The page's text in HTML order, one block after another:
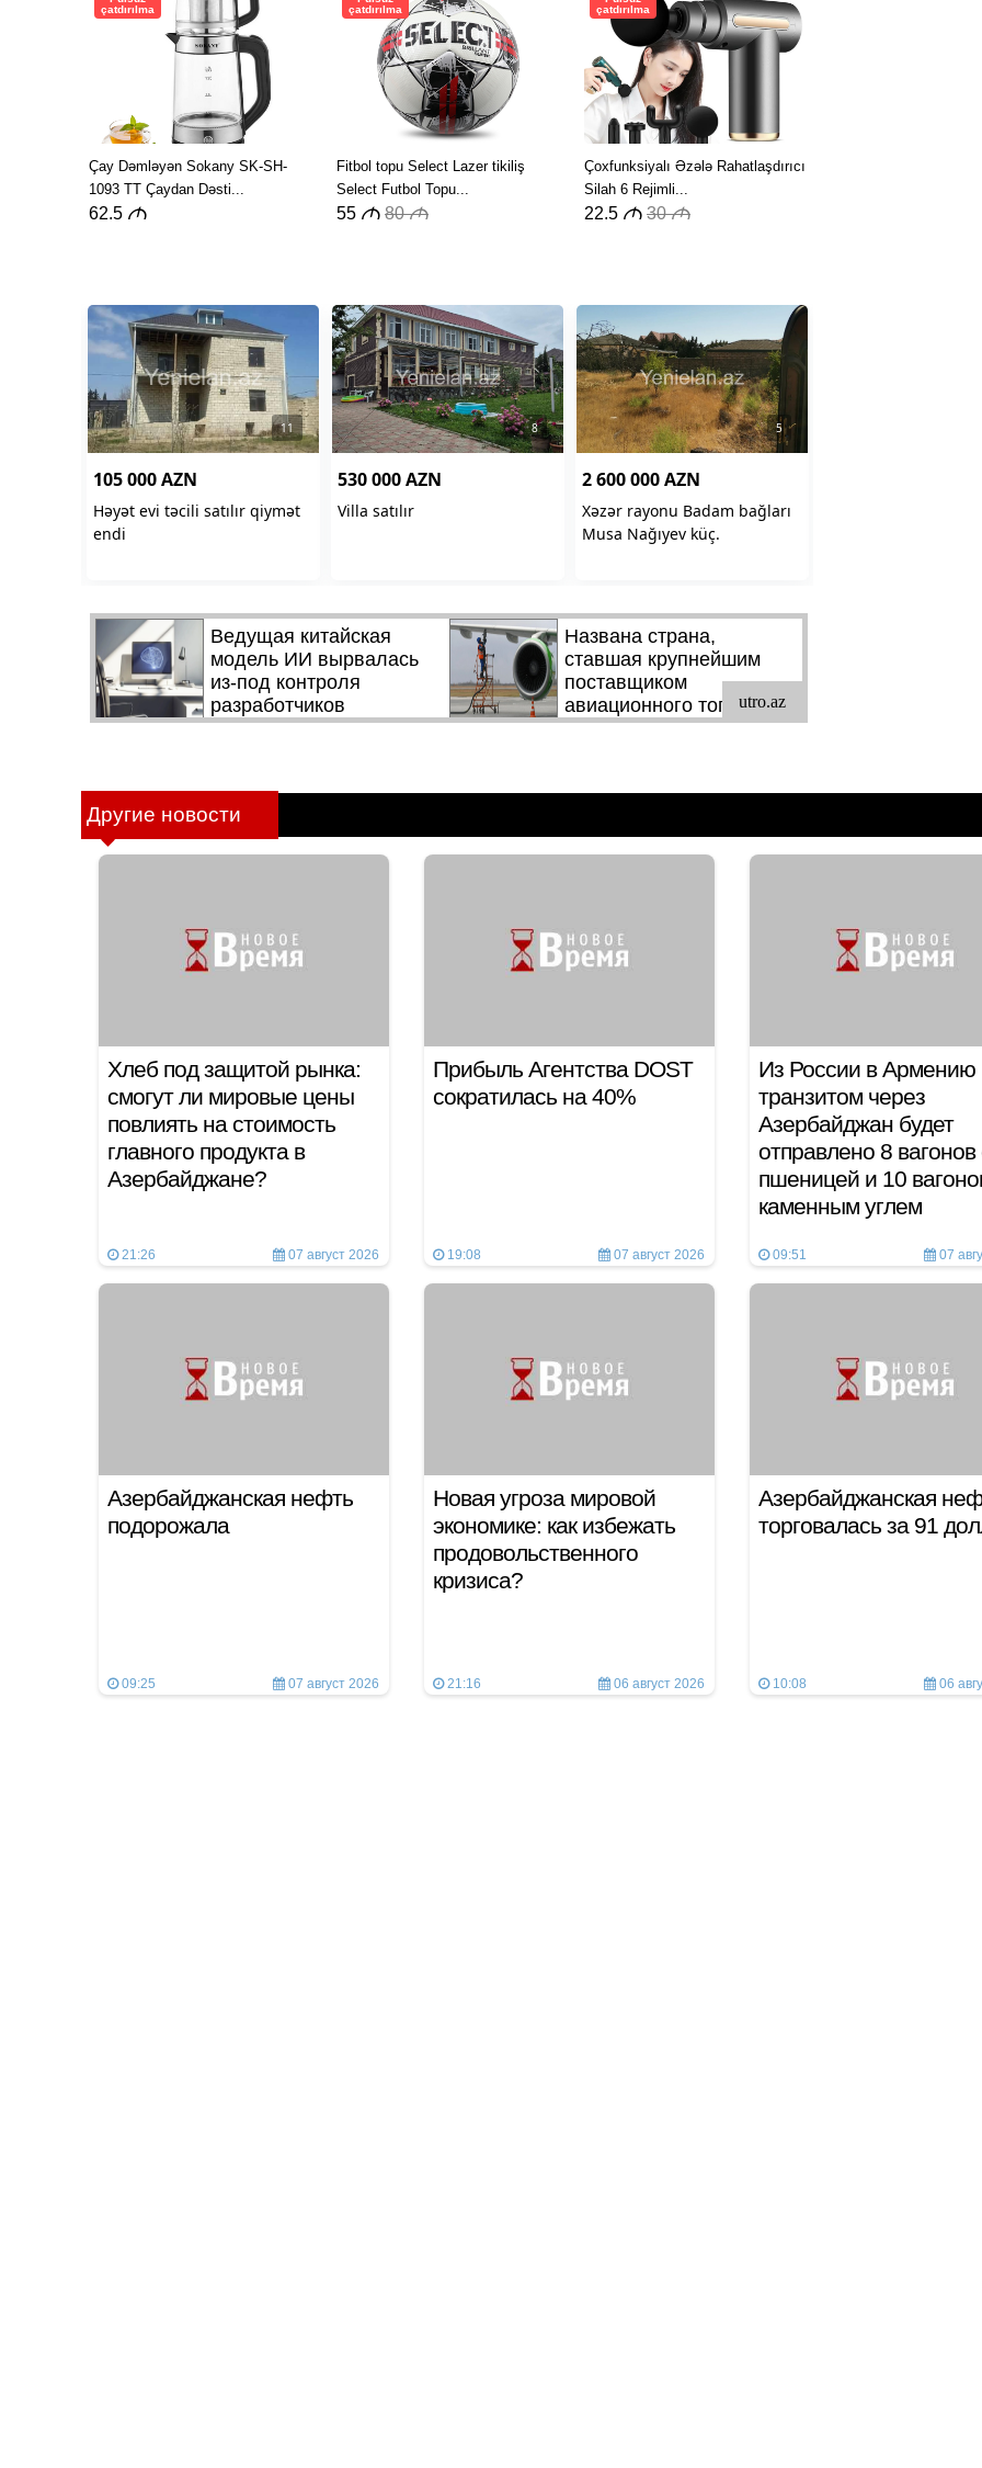
Другие новости
Хлеб под защитой рынка:
смогут ли мировые цены
повлиять на стоимость
главного продукта в
Азербайджане?
21:26 07 август 2026
Прибыль Агентства DOST
сократилась на 40%
19:08 07 август 2026
Из России в Армению
транзитом через
Азербайджан будет
отправлено 8 вагонов
пшеницей и 10
каменным углем
09:51 07
Азербайджанская нефть
подорожала
09:25 07 август 2026
Новая угроза мировой
экономике: как избежать
продовольственного
кризиса?
21:16 06 август 2026
Азербайджанская
торговалась за 91
10:08 06